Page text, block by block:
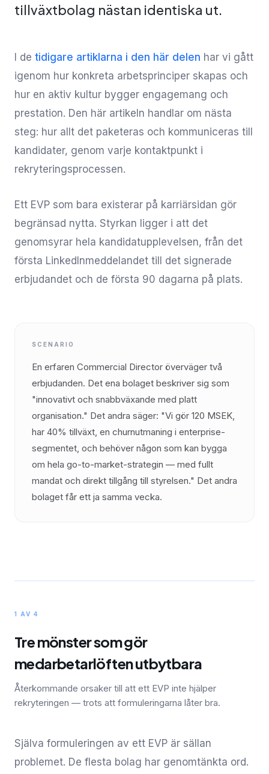
tillväxtbolag nästan identiska ut.
I de tidigare artiklarna i den här delen har vi gått
igenom hur konkreta arbetsprinciper skapas och
hur en aktiv kultur bygger engagemang och
prestation. Den här artikeln handlar om nästa
steg: hur allt det paketeras och kommuniceras till
kandidater, genom varje kontaktpunkt i
rekryteringsprocessen.
Ett EVP som bara existerar på karriärsidan gör
begränsad nytta. Styrkan ligger i att det
genomsyrar hela kandidatupplevelsen, från det
första LinkedInmeddelandet till det signerade
erbjudandet och de första 90 dagarna på plats.
SCENARIO
En erfaren Commercial Director överväger två
erbjudanden. Det ena bolaget beskriver sig som
"innovativt och snabbväxande med platt
organisation." Det andra säger: "Vi gör 120 MSEK,
har 40% tillväxt, en churnutmaning i enterprise-
segmentet, och behöver någon som kan bygga
om hela go-to-market-strategin — med fullt
mandat och direkt tillgång till styrelsen." Det andra
bolaget får ett ja samma vecka.
1 AV 4
Tre mönster som gör
medarbetarlöften utbytbara
Återkommande orsaker till att ett EVP inte hjälper
rekryteringen — trots att formuleringarna låter bra.
Själva formuleringen av ett EVP är sällan
problemet. De flesta bolag har genomtänkta ord.